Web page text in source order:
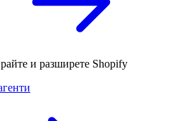
и разширете Shopify